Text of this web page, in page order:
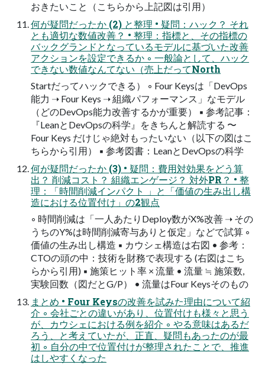
おきたいこと（こちらから上記図は引⽤）
何が疑問だったか (2) と整理 • 疑問：ハック？ それ
とも適切な数値改善？ • 整理：指標と、その指標の
バックグランドとなっているモデルに基づいた改善
アクションを設定できるか ◦ ⼀般論として、ハック
できない数値なんてない（売上だってNorth
Startだってハックできる） ◦ Four Keysは「DevOps
能⼒ ➝ Four Keys ➝ 組織パフォーマンス」なモデル
（どのDevOps能⼒改善するかが重要） ▪ 参考記事：
『LeanとDevOpsの科学』をきちんと解読する 〜
Four Keys だけじゃ絶対もったいない（以下の図はこ
ちらから引⽤） ▪ 参考図書：LeanとDevOpsの科学
何が疑問だったか (3) • 疑問：費⽤対効果をどう算
出？ 削減コスト？ 組織エンゲージ？ 対外PR？ • 整
理：「時間削減インパクト 」と「価値の⽣み出し構
造における位置付け」の2観点
◦ 時間削減は「⼀⼈あたりDeploy数がX%改善 ➝ その
うちのY%は時間削減寄与ありと仮定」などで試算 ◦
価値の⽣み出し構造 ▪ カウシェ構造は右図 • 参考：
CTOの頭の中：技術を財務で表現する (右図はこち
らから引⽤) ▪ 施策ヒット率 × 流量 • 流量 ≒ 施策数,
実験回数（図だとG/P） • 流量はFour Keysそのもの
まとめ • Four Keysの改善を試みた理由について紹
介 ◦ 会社ごとの違いがあり、位置付けも様々と思う
が、カウシェにおける例を紹介 ◦ やる意味はあるだ
ろう、と考えていたが、正直、疑問もあったのが最
初 ◦ ⾃分の中で位置付けが整理されたことで、推進
はしやすくなった